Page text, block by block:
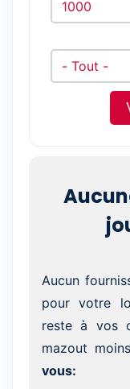
Aucun
pour votre
reste à vos
mazout
vous: